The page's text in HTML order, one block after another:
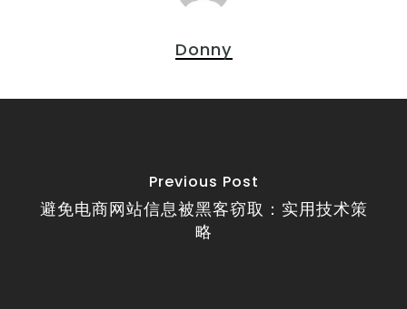
Donny
Previous Post
避免电商网站信息被黑客窃取：实用技术策
略